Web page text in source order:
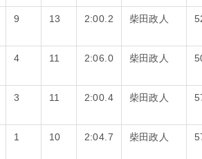
9 13 2:00.2 柴田政人
4 11 2:06.0 柴田政人
3 11 2:00.4 柴田政人
1 10 2:04.7 柴田政人